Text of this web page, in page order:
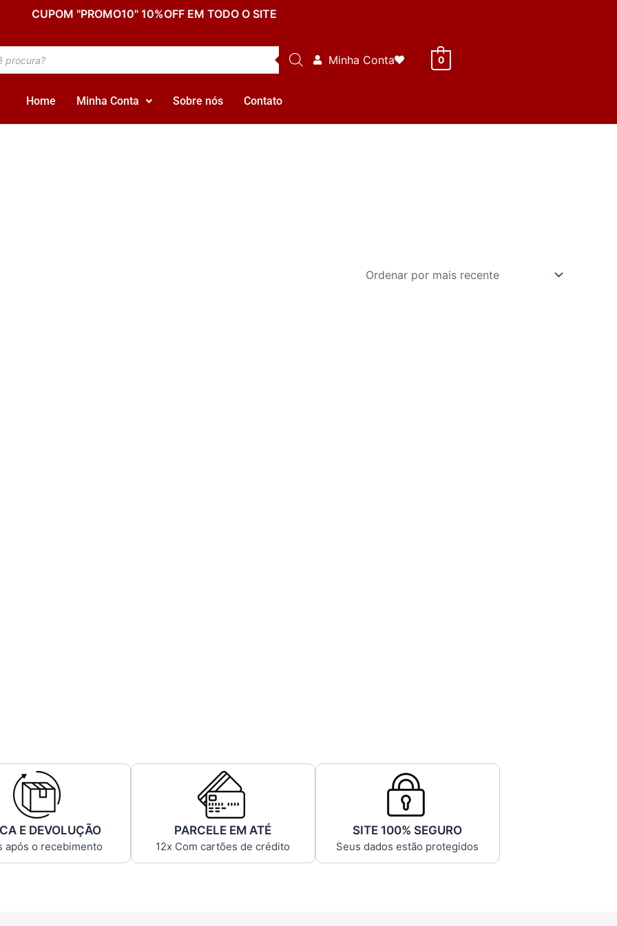
CUPOM "PROMO10" 10%OFF EM TODO O SITE
Minha Conta 0
Home Minha Conta Sobre nós Contato
E DEVOLUÇÃO
após o recebimento
PARCELE EM ATÉ
12x Com cartões de crédito
SITE 100% SEGURO
Seus dados estão protegidos